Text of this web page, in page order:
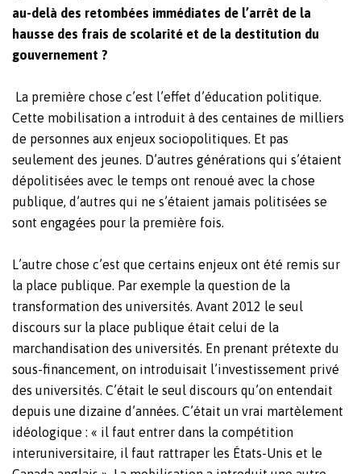
au-delà des retombées immédiates de l’arrêt de la
hausse des frais de scolarité et de la destitution du
gouvernement ?
La première chose c’est l’effet d’éducation politique.
Cette mobilisation a introduit à des centaines de milliers
de personnes aux enjeux sociopolitiques. Et pas
seulement des jeunes. D’autres générations qui s’étaient
dépolitisées avec le temps ont renoué avec la chose
publique, d’autres qui ne s’étaient jamais politisées se
sont engagées pour la première fois.
L’autre chose c’est que certains enjeux ont été remis sur
la place publique. Par exemple la question de la
transformation des universités. Avant 2012 le seul
discours sur la place publique était celui de la
marchandisation des universités. En prenant prétexte du
sous-financement, on introduisait l’investissement privé
des universités. C’était le seul discours qu’on entendait
depuis une dizaine d’années. C’était un vrai martèlement
idéologique : « il faut entrer dans la compétition
interuniversitaire, il faut rattraper les États-Unis et le